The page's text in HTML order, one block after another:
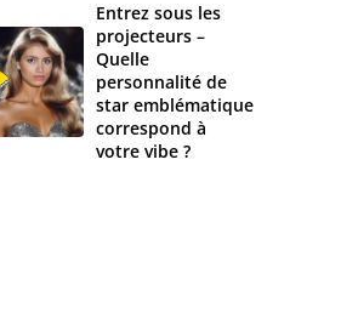
Entrez sous les
projecteurs –
Quelle
personnalité de
star emblématique
correspond à
votre vibe ?